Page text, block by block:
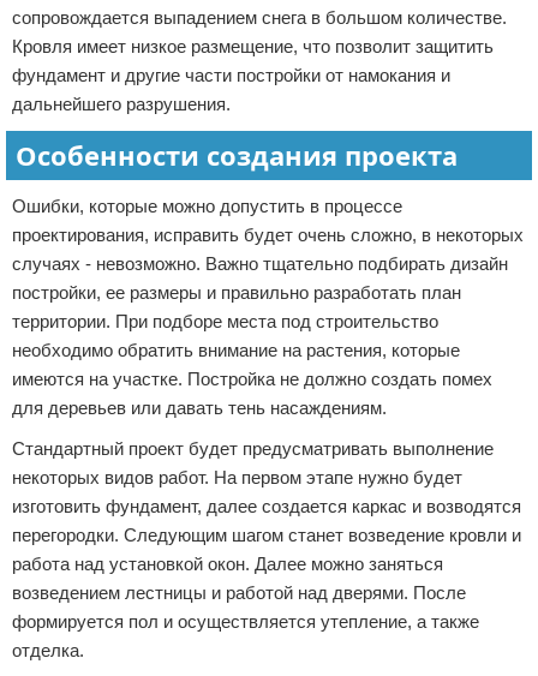
сопровождается выпадением снега в большом количестве.
Кровля имеет низкое размещение, что позволит защитить
фундамент и другие части постройки от намокания и
дальнейшего разрушения.
Особенности создания проекта
Ошибки, которые можно допустить в процессе
проектирования, исправить будет очень сложно, в некоторых
случаях - невозможно. Важно тщательно подбирать дизайн
постройки, ее размеры и правильно разработать план
территории. При подборе места под строительство
необходимо обратить внимание на растения, которые
имеются на участке. Постройка не должно создать помех
для деревьев или давать тень насаждениям.
Стандартный проект будет предусматривать выполнение
некоторых видов работ. На первом этапе нужно будет
изготовить фундамент, далее создается каркас и возводятся
перегородки. Следующим шагом станет возведение кровли и
работа над установкой окон. Далее можно заняться
возведением лестницы и работой над дверями. После
формируется пол и осуществляется утепление, а также
отделка.